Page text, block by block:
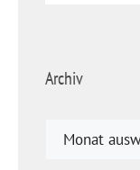
Archiv